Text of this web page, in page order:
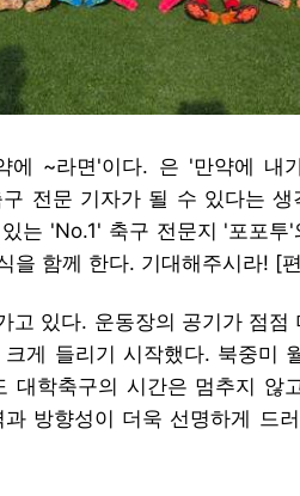
에 ~라면'이다. 은 '만약에 내
전문 기자가 될 수 있다는 생
는 'No.1' 축구 전문지 '포포투
을 함께 한다. 기대해주시라! [
고 있다. 운동장의 공기가 점점
게 들리기 시작했다. 북중미
대학축구의 시간은 멈추지 않
방향성이 더욱 선명하게 드